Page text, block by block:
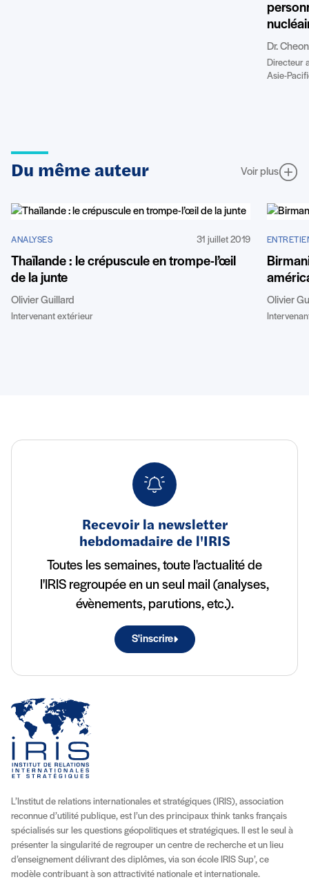
Dr.
Directeur
Asie-
Du même auteur Voir plus
ANALYSES 31 juillet 2019
Thaïlande : le crépuscule en trompe-l’œil
de la junte
Olivier Guillard
Intervenant extérieur
Olivier
Recevoir la newsletter
hebdomadaire de l'IRIS
Toutes les semaines, toute l'actualité de
l'IRIS regroupée en un seul mail (analyses,
évènements, parutions, etc.).
S'inscrire
L’Institut de relations internationales et stratégiques (IRIS), association
reconnue d’utilité publique, est l’un des principaux think tanks français
spécialisés sur les questions géopolitiques et stratégiques. Il est le seul à
présenter la singularité de regrouper un centre de recherche et un lieu
d’enseignement délivrant des diplômes, via son école IRIS Sup’, ce
modèle contribuant à son attractivité nationale et internationale.